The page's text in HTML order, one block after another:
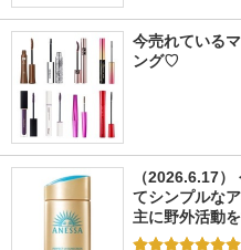
今売れている
ング♡
（2026.6.17
てシンプルな
主に野外活動